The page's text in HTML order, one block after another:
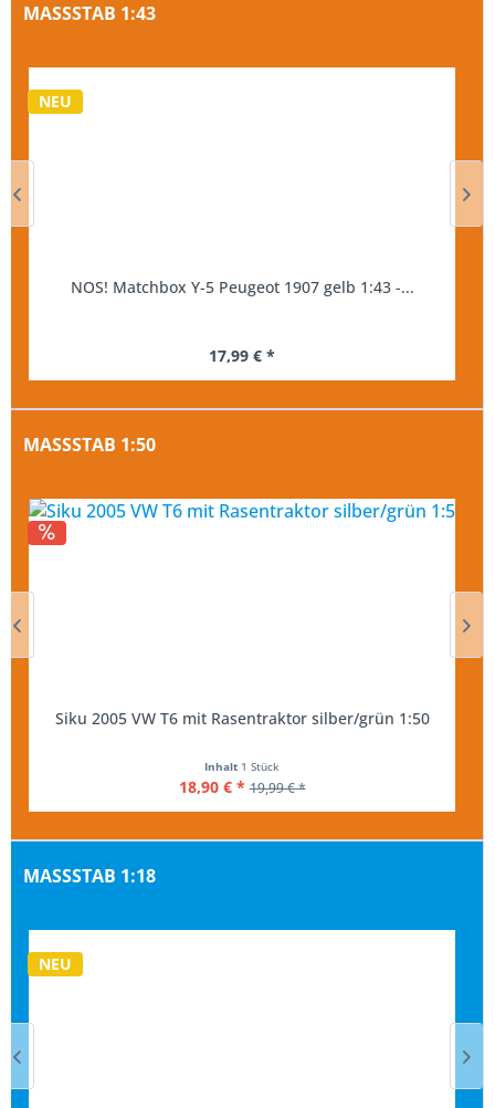
MASSSTAB 1:18
NEU
MASSSTAB 1:50
Siku 2005 VW T6 mit Rasentraktor silber/grün 1:50
Inhalt 1 Stück
18,90 € * 19,99 € *
MASSSTAB 1:43
NEU
NOS! Matchbox Y-5 Peugeot 1907 gelb 1:43 -...
17,99 € *